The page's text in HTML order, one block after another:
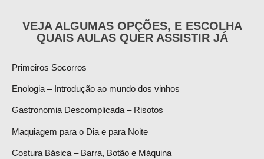
VEJA ALGUMAS OPÇÕES, E ESCOLHA
QUAIS AULAS QUER ASSISTIR JÁ
Primeiros Socorros
Enologia – Introdução ao mundo dos vinhos
Gastronomia Descomplicada – Risotos
Maquiagem para o Dia e para Noite
Costura Básica – Barra, Botão e Máquina